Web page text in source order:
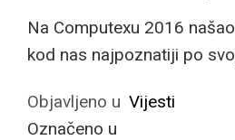
Na Computexu 2016
kod nas najpoznatiji po
Objavljeno u Vijesti
Označeno u